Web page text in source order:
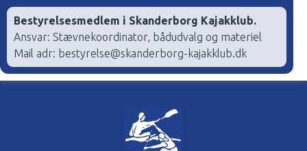
Bestyrelsesmedlem i Skanderborg Kajakklub.
Ansvar: Stævnekoordinator, bådudvalg og materiel
Mail adr: bestyrelse@skanderborg-kajakklub.dk